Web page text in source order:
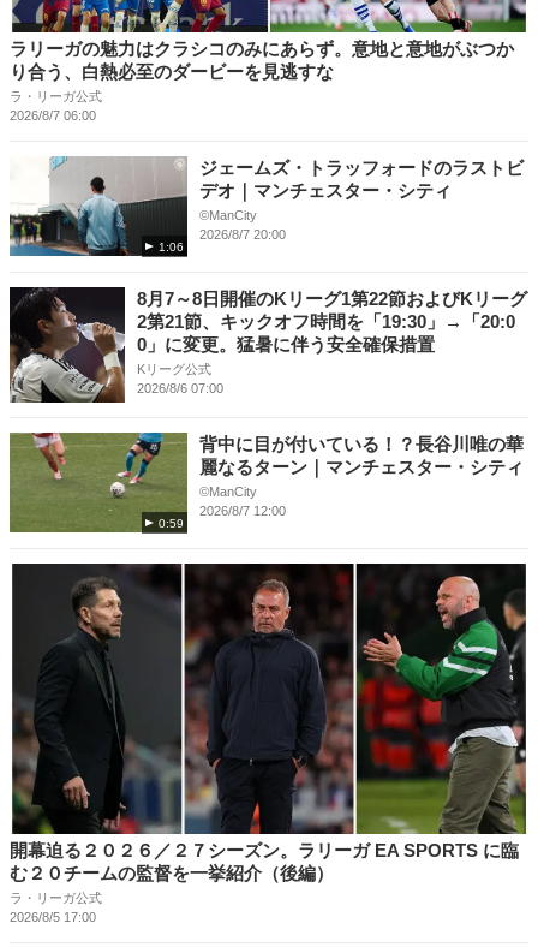
ラリーガの魅力はクラシコのみにあらず。意地と意地がぶつか
り合う、白熱必至のダービーを見逃すな
ラ・リーガ公式
2026/8/7 06:00
1:06
ジェームズ・トラッフォードのラストビ
デオ｜マンチェスター・シティ
©ManCity
2026/8/7 20:00
8月7～8日開催のKリーグ1第22節およびKリーグ
2第21節、キックオフ時間を「19:30」→「20:0
0」に変更。猛暑に伴う安全確保措置
Kリーグ公式
2026/8/6 07:00
0:59
背中に目が付いている！？長谷川唯の華
麗なるターン｜マンチェスター・シティ
©ManCity
2026/8/7 12:00
開幕迫る２０２６／２７シーズン。ラリーガ EA SPORTS に臨
む２０チームの監督を一挙紹介（後編）
ラ・リーガ公式
2026/8/5 17:00